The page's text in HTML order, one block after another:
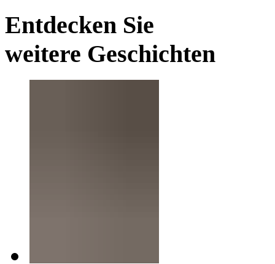
Entdecken Sie
weitere Geschichten